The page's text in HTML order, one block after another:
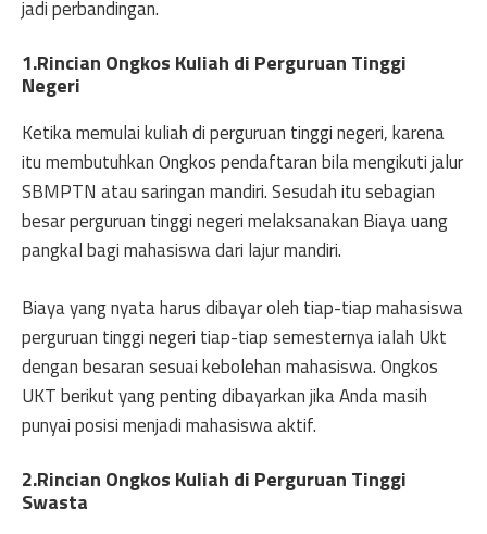
jadi perbandingan.
1.Rincian Ongkos Kuliah di Perguruan Tinggi
Negeri
Ketika memulai kuliah di perguruan tinggi negeri, karena
itu membutuhkan Ongkos pendaftaran bila mengikuti jalur
SBMPTN atau saringan mandiri. Sesudah itu sebagian
besar perguruan tinggi negeri melaksanakan Biaya uang
pangkal bagi mahasiswa dari lajur mandiri.
Biaya yang nyata harus dibayar oleh tiap-tiap mahasiswa
perguruan tinggi negeri tiap-tiap semesternya ialah Ukt
dengan besaran sesuai kebolehan mahasiswa. Ongkos
UKT berikut yang penting dibayarkan jika Anda masih
punyai posisi menjadi mahasiswa aktif.
2.Rincian Ongkos Kuliah di Perguruan Tinggi
Swasta